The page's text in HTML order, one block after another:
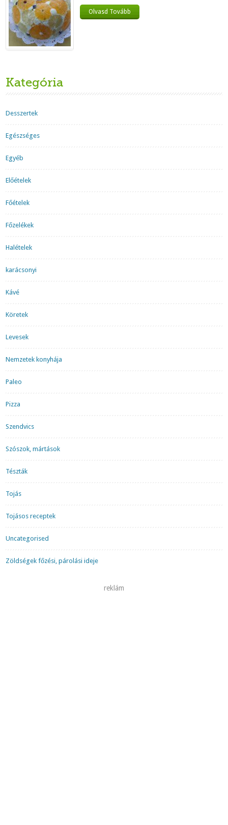
Olvasd Tovább
Kategória
Desszertek
Egészséges
Egyéb
Előételek
Főételek
Főzelékek
Halételek
karácsonyi
Kávé
Köretek
Levesek
Nemzetek konyhája
Paleo
Pizza
Szendvics
Szószok, mártások
Tészták
Tojás
Tojásos receptek
Uncategorised
Zöldségek főzési, párolási ideje
reklám